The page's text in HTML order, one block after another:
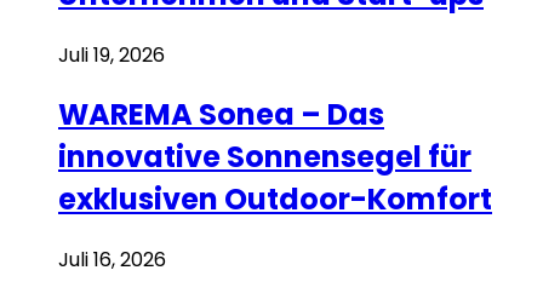
Juli 19, 2026
WAREMA Sonea – Das
innovative Sonnensegel für
exklusiven Outdoor-Komfort
Juli 16, 2026